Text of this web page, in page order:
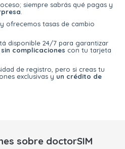
siempre sabrás qué pagas y
y ofrecemos tasas de cambio
disponible 24/7 para garantizar
sin complicaciones con tu tarjeta
de registro, pero si creas tu
exclusivas y un crédito de
sobre doctorSIM